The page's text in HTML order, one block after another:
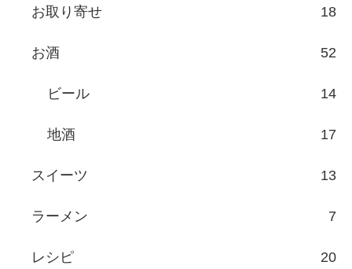
お取り寄せ 18
お酒 52
ビール 14
地酒 17
スイーツ 13
ラーメン 7
レシピ 20